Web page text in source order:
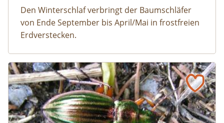
Den Winterschlaf verbringt der Baumschläfer
von Ende September bis April/Mai in frostfreien
Erdverstecken.
Goldlaufkäfer
Naturlexikon: Goldlaufkäfer